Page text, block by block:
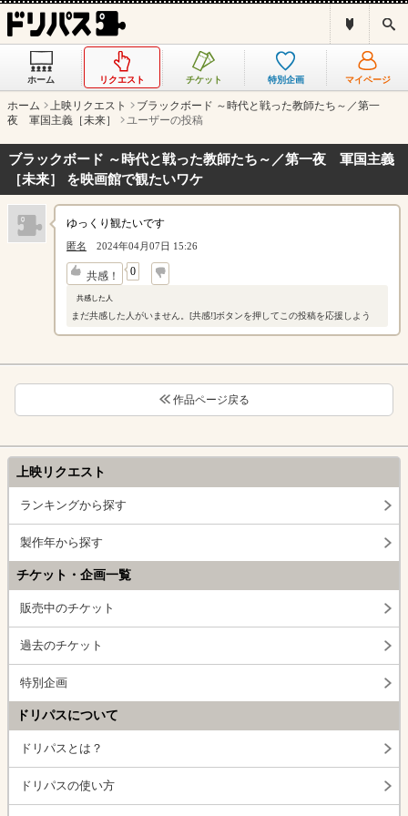
ス
は
？
ホーム リクエスト チケット 特別企画 マイページ
ホーム 上映リクエスト
ブラックボード ～時代と戦った教師たち～／第一
夜 軍国主義［未来］
ユーザーの投稿
ブラックボード ～時代と戦った教師たち～／第一夜 軍国主義
［未来］ を映画館で観たいワケ
ゆっくり観たいです
匿名 2024年04月07日 15:26
共感！ 0
↓
共感した人
まだ共感した人がいません。[共感!]ボタンを押してこの投稿を応援しよう
作品ページ戻る
上映リクエスト
ランキングから探す
製作年から探す
チケット・企画一覧
販売中のチケット
過去のチケット
特別企画
ドリパスについて
ドリパスとは？
ドリパスの使い方